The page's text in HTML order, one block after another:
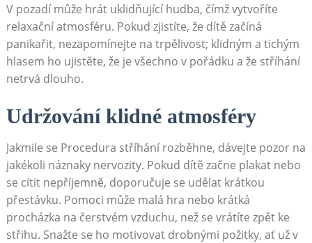
V pozadí může hrát uklidňující hudba, čímž vytvoříte
relaxační atmosféru. Pokud zjistíte, že dítě začíná
panikařit, nezapomínejte na trpělivost; klidným a tichým
hlasem ho ujistěte, že je všechno v pořádku a že stříhání
netrvá dlouho.
Udržování klidné atmosféry
Jakmile se Procedura stříhání rozběhne, dávejte pozor na
jakékoli náznaky nervozity. Pokud dítě začne plakat nebo
se cítit nepříjemně, doporučuje se udělat krátkou
přestávku. Pomoci může malá hra nebo krátká
procházka na čerstvém vzduchu, než se vrátíte zpět ke
střihu. Snažte se ho motivovat drobnými požitky, ať už v